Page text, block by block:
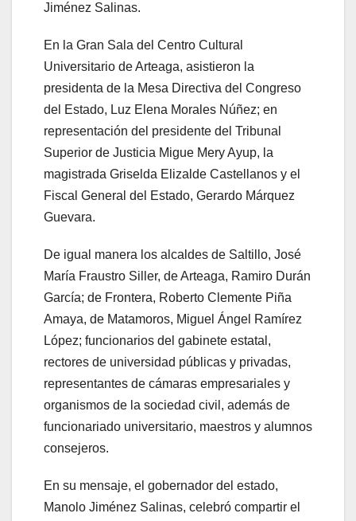
Jiménez Salinas.
En la Gran Sala del Centro Cultural
Universitario de Arteaga, asistieron la
presidenta de la Mesa Directiva del Congreso
del Estado, Luz Elena Morales Núñez; en
representación del presidente del Tribunal
Superior de Justicia Migue Mery Ayup, la
magistrada Griselda Elizalde Castellanos y el
Fiscal General del Estado, Gerardo Márquez
Guevara.
De igual manera los alcaldes de Saltillo, José
María Fraustro Siller, de Arteaga, Ramiro Durán
García; de Frontera, Roberto Clemente Piña
Amaya, de Matamoros, Miguel Ángel Ramírez
López; funcionarios del gabinete estatal,
rectores de universidad públicas y privadas,
representantes de cámaras empresariales y
organismos de la sociedad civil, además de
funcionariado universitario, maestros y alumnos
consejeros.
En su mensaje, el gobernador del estado,
Manolo Jiménez Salinas, celebró compartir el